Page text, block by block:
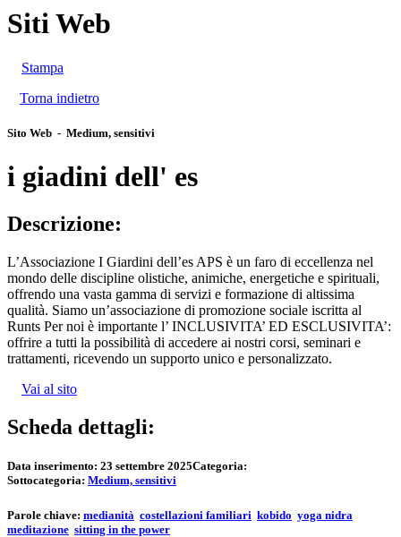
Siti Web
Stampa
Torna indietro
Sito Web - Medium, sensitivi
i giadini dell' es
Descrizione:
L’Associa​zione I Giardini dell’es APS è un fa​ro di ec​cellenza nel
mon​do delle discipline olistiche, animiche, energetiche e spirituali,
off​rendo una va​sta gam​ma di se​rvizi e forma​zione di altissima
qualità. Siamo un’associ​azione di promo​zione so​ciale iscritta al
Runts Per noi è importante l’ INCLUSIVITA’ ED ESCLUSIVITA’:
offrire a tutti la possibilità di accedere ai nostri corsi, seminari e
trattamenti, ricevendo un supporto unico e personalizzato.
Vai al sito
Scheda dettagli:
Data inserimento: 23 settembre 2025Categoria:
Sottocategoria: Medium, sensitivi
Parole chiave: medianità costellazioni familiari kobido yoga nidra
meditazione sitting in the power